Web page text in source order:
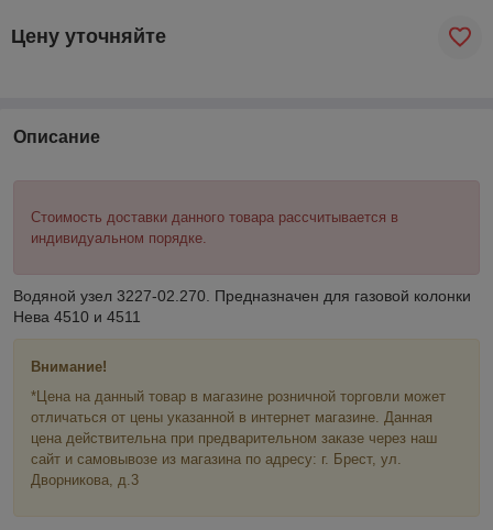
Цену уточняйте
Описание
Стоимость доставки данного товара рассчитывается в
индивидуальном порядке.
Водяной узел 3227-02.270. Предназначен для газовой колонки
Нева 4510 и 4511
Внимание!
*Цена на данный товар в магазине розничной торговли может
отличаться от цены указанной в интернет магазине. Данная
цена действительна при предварительном заказе через наш
сайт и самовывозе из магазина по адресу: г. Брест, ул.
Дворникова, д.3